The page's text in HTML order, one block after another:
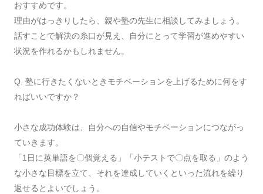
おすすめです。
理由がはっきりしたら、親や塾の先生に相談してみましょう。
話すことで解決の糸口が見え、自分にとって学習が進めやすい
状況を作れるかもしれません。
Q. 塾に行きたくないときモチベーションを上げるために何をす
ればいいですか？
小さな成功体験は、自分への自信やモチベーションにつながっ
ていきます。
「1日に英単語を〇個覚える」「小テストで〇点を取る」のよう
な小さな目標を立て、それを達成していくといった流れを繰り
返せるとよいでしょう。